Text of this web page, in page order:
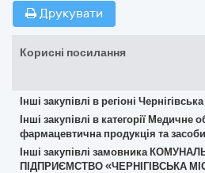
Друкувати
Корисні посилання
Інші закупівлі в регіоні
Інші закупівлі в категорії Медичне
фармацевтична продукція та засоби
Інші закупівлі замовника
ПІДПРИЄМСТВО «ЧЕРНІГІВСЬКА